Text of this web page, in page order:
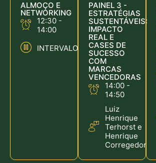
ALMOÇO E
NETWORKING
12:30 -
14:00
INTERVALO
PAINEL 3 -
ESTRATÉGIAS
SUSTENTÁVEIS:
IMPACTO
REAL E
CASES DE
SUCESSO
COM
MARCAS
VENCEDORAS
14:00 -
14:50
Luiz
Henrique
Terhorst e
Henrique
Corregedor